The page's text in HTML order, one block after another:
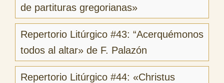
de partituras gregorianas»
Repertorio Litúrgico #43: “Acerquémonos
todos al altar» de F. Palazón
Repertorio Litúrgico #44: «Christus